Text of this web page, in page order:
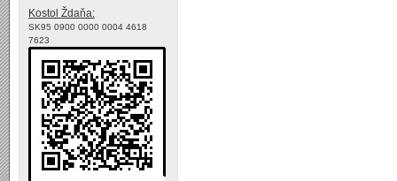
Kostol Ždaňa:
SK95 0900 0000 0004 4618
7623